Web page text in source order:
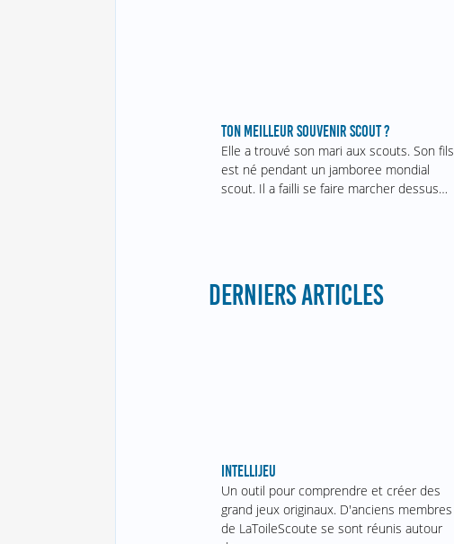
TON MEILLEUR SOUVENIR SCOUT ?
Elle a trouvé son mari aux scouts. Son fils
est né pendant un jamboree mondial
scout. Il a failli se faire marcher dessus…
DERNIERS ARTICLES
INTELLIJEU
Un outil pour comprendre et créer des
grand jeux originaux. D'anciens membres
de LaToileScoute se sont réunis autour